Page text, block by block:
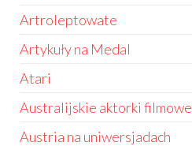
Artroleptowate
Artykuły na Medal
Atari
Australijskie aktorki filmowe
Austria na uniwersjadach